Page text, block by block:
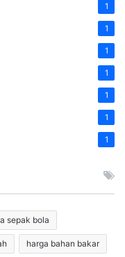
1
1
1
1
1
1
1
sepak bola
harga bahan bakar